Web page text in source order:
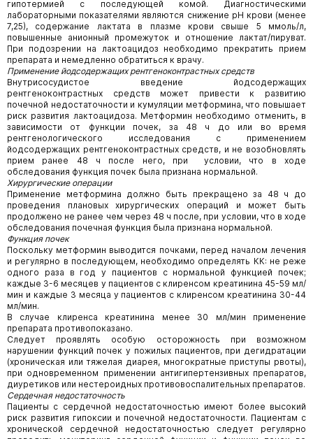
гипотермией с последующей комой. Диагностическими
лабораторными показателями являются снижение рН крови (менее
7,25), содержание лактата в плазме крови свыше 5 ммоль/л,
повышенные анионный промежуток и отношение лактат/пируват.
При подозрении на лактоацидоз необходимо прекратить прием
препарата и немедленно обратиться к врачу.
Применение йодсодержащих рентгеноконтрастных средств
Внутрисосудистое введение йодсодержащих
рентгеноконтрастных средств может привести к развитию
почечной недостаточности и кумуляции метформина, что повышает
риск развития лактоацидоза. Метформин необходимо отменить, в
зависимости от функции почек, за 48 ч до или во время
рентгенологического исследования с применением
йодсодержащих рентгеноконтрастных средств, и не возобновлять
прием ранее 48 ч после него, при условии, что в ходе
обследования функция почек была признана нормальной.
Хирургические операции
Применение метформина должно быть прекращено за 48 ч до
проведения плановых хирургических операций и может быть
продолжено не ранее чем через 48 ч после, при условии, что в ходе
обследования почечная функция была признана нормальной.
Функция почек
Поскольку метформин выводится почками, перед началом лечения
и регулярно в последующем, необходимо определять КК: не реже
одного раза в год у пациентов с нормальной функцией почек;
каждые 3-6 месяцев у пациентов с клиренсом креатинина 45-59 мл/
мин и каждые 3 месяца у пациентов с клиренсом креатинина 30-44
мл/мин.
В случае клиренса креатинина менее 30 мл/мин применение
препарата противопоказано.
Следует проявлять особую осторожность при возможном
нарушении функций почек у пожилых пациентов, при дегидратации
(хроническая или тяжелая диарея, многократные приступы рвоты),
при одновременном применении антигипертензивных препаратов,
диуретиков или нестероидных противовоспалительных препаратов.
Сердечная недостаточность
Пациенты с сердечной недостаточностью имеют более высокий
риск развития гипоксии и почечной недостаточности. Пациентам с
хронической сердечной недостаточностью следует регулярно